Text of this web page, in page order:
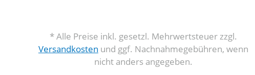
* Alle Preise inkl. gesetzl. Mehrwertsteuer zzgl.
Versandkosten und ggf. Nachnahmegebühren, wenn
nicht anders angegeben.